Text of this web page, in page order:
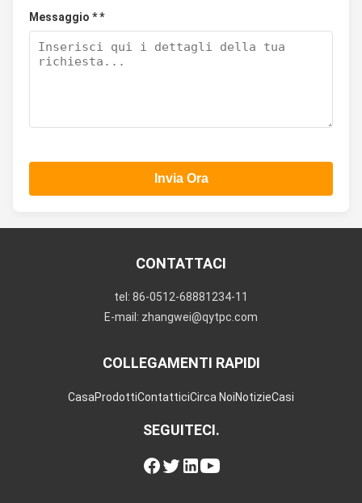
Messaggio * *
Invia Ora
CONTATTACI
tel: 86-0512-68881234-11
E-mail: zhangwei@qytpc.com
COLLEGAMENTI RAPIDI
CasaProdottiContatticiCirca NoiNotizieCasi
SEGUITECI.